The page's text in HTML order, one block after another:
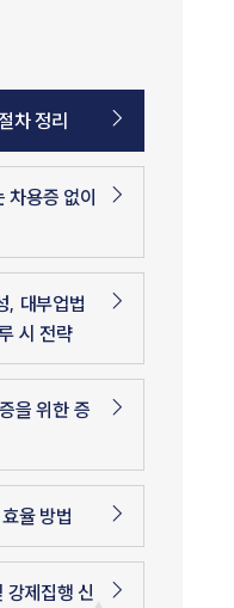
차 정리
차용증 없이
, 대부업법
시 전략
을 위한 증
율 방법
강제집행 신